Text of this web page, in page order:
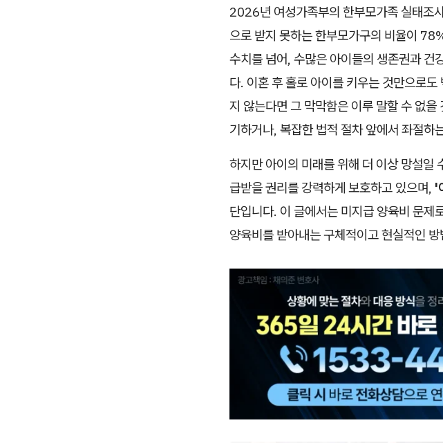
2026년 여성가족부의 한부모가족 실태조
으로 받지 못하는 한부모가구의 비율이
수치를 넘어, 수많은 아이들의 생존권과 건
다. 이혼 후 홀로 아이를 키우는 것만으로
지 않는다면 그 막막함은 이루 말할 수 없
기하거나, 복잡한 법적 절차 앞에서 좌절하
하지만 아이의 미래를 위해 더 이상 망설일
급받을 권리를 강력하게 보호하고 있으며, '
단입니다. 이 글에서는 미지급 양육비 문제
양육비를 받아내는 구체적이고 현실적인